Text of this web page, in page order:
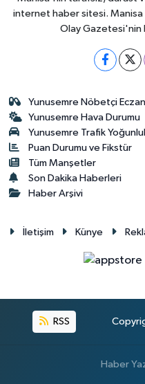
internet haber sitesi. Manisa
Olay Gazetesi'nin
Yunusemre Nöbetçi
Yunusemre Hava Durumu
Yunusemre Trafik
Puan Durumu ve Fikstür
Tüm Manşetler
Son Dakika Haberleri
Haber Arşivi
İletişim Künye
RSS
Haber